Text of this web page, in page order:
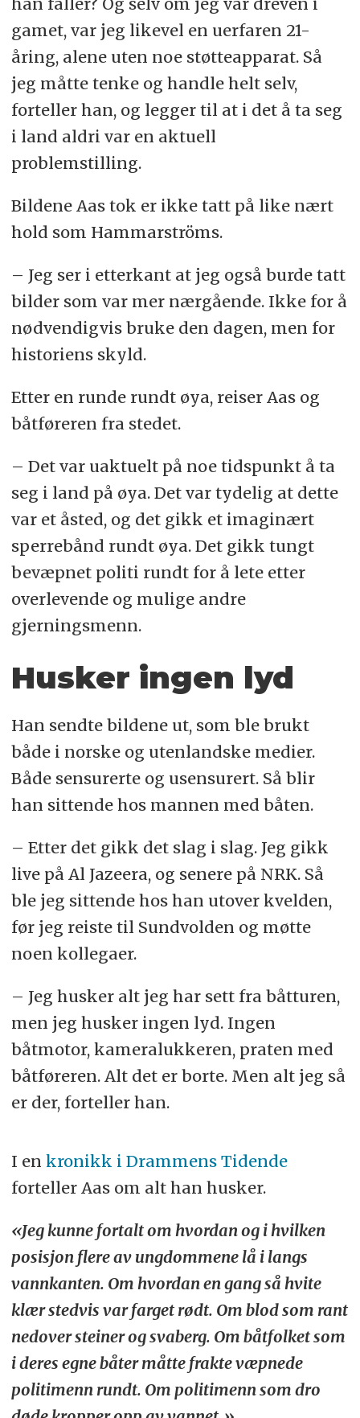
gamet, var jeg likevel en uerfaren 21-
åring, alene uten noe støtteapparat. Så
jeg måtte tenke og handle helt selv,
forteller han, og legger til at i det å ta seg
i land aldri var en aktuell
problemstilling.
Bildene Aas tok er ikke tatt på like nært
hold som Hammarströms.
– Jeg ser i etterkant at jeg også burde tatt
bilder som var mer nærgående. Ikke for å
nødvendigvis bruke den dagen, men for
historiens skyld.
Etter en runde rundt øya, reiser Aas og
båtføreren fra stedet.
– Det var uaktuelt på noe tidspunkt å ta
seg i land på øya. Det var tydelig at dette
var et åsted, og det gikk et imaginært
sperrebånd rundt øya. Det gikk tungt
bevæpnet politi rundt for å lete etter
overlevende og mulige andre
gjerningsmenn.
Husker ingen lyd
Han sendte bildene ut, som ble brukt
både i norske og utenlandske medier.
Både sensurerte og usensurert. Så blir
han sittende hos mannen med båten.
– Etter det gikk det slag i slag. Jeg gikk
live på Al Jazeera, og senere på NRK. Så
ble jeg sittende hos han utover kvelden,
før jeg reiste til Sundvolden og møtte
noen kollegaer.
– Jeg husker alt jeg har sett fra båtturen,
men jeg husker ingen lyd. Ingen
båtmotor, kameralukkeren, praten med
båtføreren. Alt det er borte. Men alt jeg så
er der, forteller han.
I en kronikk i Drammens Tidende
forteller Aas om alt han husker.
«Jeg kunne fortalt om hvordan og i hvilken
posisjon flere av ungdommene lå i langs
vannkanten. Om hvordan en gang så hvite
klær stedvis var farget rødt. Om blod som rant
nedover steiner og svaberg. Om båtfolket som
i deres egne båter måtte frakte væpnede
politimenn rundt. Om politimenn som dro